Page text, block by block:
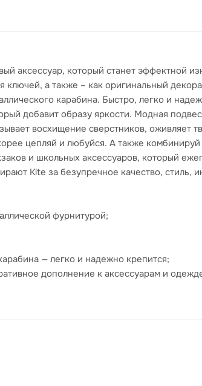
аксессуар, который станет эффектной
ключей, а также – как оригинальный
карабина. Быстро, легко и
добавит образу яркости. Модная
восхищение сверстников, оживляет
цепляй и любуйся. А также
и школьных аксессуаров, который
Kite за безупречное качество,
фурнитурой;
— легко и надежно крепится;
дополнение к аксессуарам и